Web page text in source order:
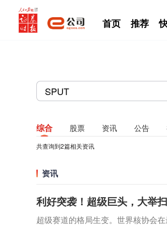
首页 推荐
综合 股票 资讯 公告
共查询到2篇相关资讯
资讯
利好突袭！超级巨头，大举扫
超级赛道的格局生变。世界核协会